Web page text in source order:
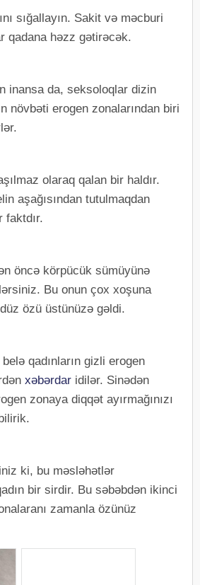
sığallayın. Sakit və məcburi
qadana həzz gətirəcək.
inansa da, seksoloqlar dizin
növbəti erogen zonalarından biri
olaraq qalan bir haldır.
aşağısından tutulmaqdan
faktdır.
öncə körpücük sümüyünə
Bu onun çox xoşuna
özü üstünüzə gəldi.
qadınların gizli erogen
xəbərdar idilər. Sinədən
zonaya diqqət ayırmağınızı
ki, bu məsləhətlər
bir sirdir. Bu səbəbdən ikinci
zamanla özünüz